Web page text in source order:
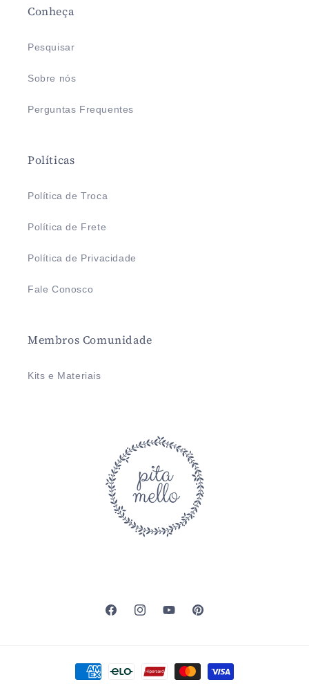
Conheça
Pesquisar
Sobre nós
Perguntas Frequentes
Políticas
Política de Troca
Política de Frete
Política de Privacidade
Fale Conosco
Membros Comunidade
Kits e Materiais
FacebookInstagramYouTubePinterest
Formas